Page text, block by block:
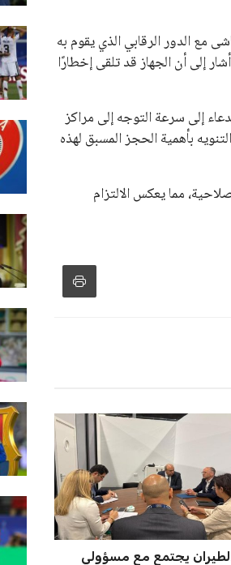
مع الدور الرقابي الذي يقوم به
بقوانين حماية المستهلك التي أقرها القانون رقم 181 لسنة 2018. كما أشار إلى أن الجهاز قد تلقى إخطارًا
إلى سرعة التوجه إلى مراكز
بأهمية الحجز المسبق لهذه
مما يعكس الالتزام
الطيران يجتمع مع مسؤولي